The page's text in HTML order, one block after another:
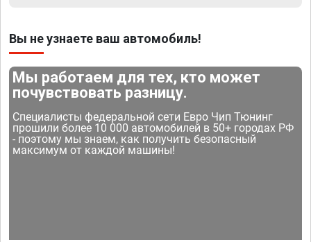
Вы не узнаете ваш автомобиль!
Мы работаем для тех, кто может
почувствовать разницу.
Специалисты федеральной сети Евро Чип Тюнинг
прошили более 10 000 автомобилей в 50+ городах РФ
- поэтому мы знаем, как получить безопасный
максимум от каждой машины!